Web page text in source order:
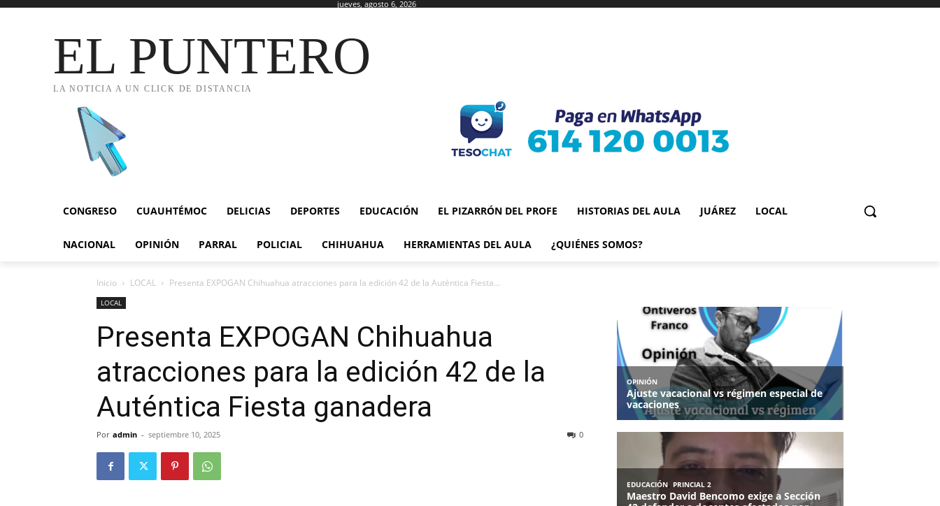
jueves, agosto 6, 2026
EL PUNTERO
LA NOTICIA A UN CLICK DE DISTANCIA
CONGRESO CUAUHTÉMOC DELICIAS DEPORTES EDUCACIÓN EL PIZARRÓN DEL PROFE HISTORIAS DEL AULA JUÁREZ LOCAL
NACIONAL OPINIÓN PARRAL POLICIAL CHIHUAHUA HERRAMIENTAS DEL AULA ¿QUIÉNES SOMOS?
Inicio LOCAL Presenta EXPOGAN Chihuahua atracciones para la edición 42 de la Auténtica Fiesta...
LOCAL
Presenta EXPOGAN Chihuahua
atracciones para la edición 42 de la
Auténtica Fiesta ganadera
Por admin - septiembre 10, 2025 0